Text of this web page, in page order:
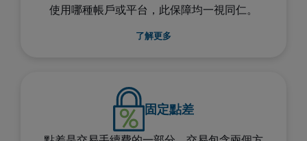
使用哪種帳戶或平台，此保障均一視同仁。
了解更多
固定點差